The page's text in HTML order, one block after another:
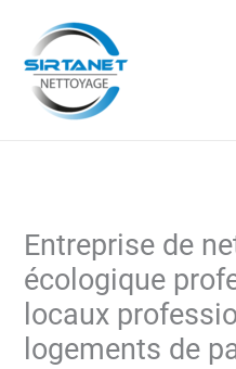
contenu
Entreprise de
écologique
locaux
logements de